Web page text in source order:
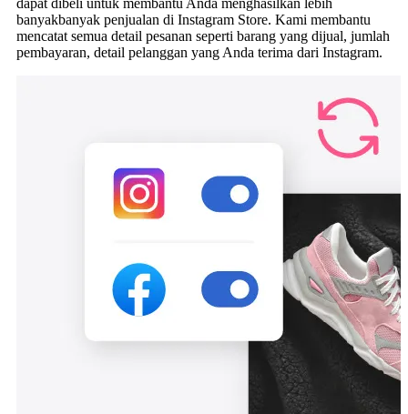
dapat dibeli untuk membantu Anda menghasilkan lebih
banyakbanyak penjualan di Instagram Store. Kami membantu
mencatat semua detail pesanan seperti barang yang dijual, jumlah
pembayaran, detail pelanggan yang Anda terima dari Instagram.